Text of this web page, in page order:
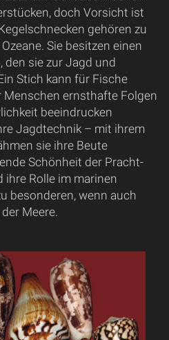
doch Vorsicht ist
gehören zu
Sie besitzen einen
den sie zur Jagd und
Stich kann für Fische
ernsthafte Folgen
beeindrucken
Jagdtechnik – mit ihrem
sie ihre Beute
Schönheit der Pracht-
ihre Rolle im marinen
besonderen, wenn auch
Meere.